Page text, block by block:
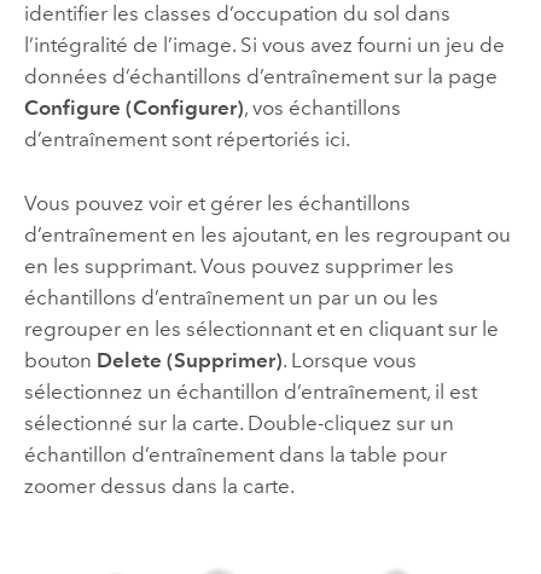
identifier les classes d’occupation du sol dans
l’intégralité de l’image. Si vous avez fourni un jeu de
données d’échantillons d’entraînement sur la page
Configure (Configurer), vos échantillons
d’entraînement sont répertoriés ici.
Vous pouvez voir et gérer les échantillons
d’entraînement en les ajoutant, en les regroupant ou
en les supprimant. Vous pouvez supprimer les
échantillons d’entraînement un par un ou les
regrouper en les sélectionnant et en cliquant sur le
bouton Delete (Supprimer). Lorsque vous
sélectionnez un échantillon d’entraînement, il est
sélectionné sur la carte. Double-cliquez sur un
échantillon d’entraînement dans la table pour
zoomer dessus dans la carte.